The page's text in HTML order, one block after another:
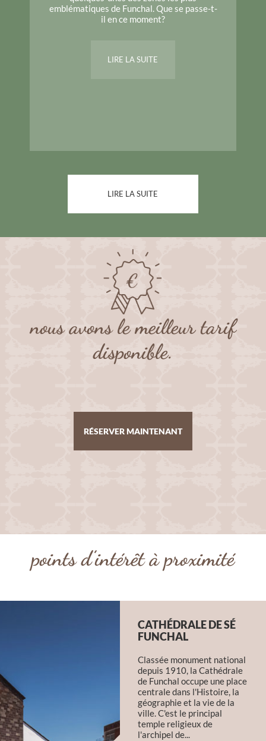
emblématiques de Funchal. Que se passe-t-
il en ce moment?
LIRE LA SUITE
LIRE LA SUITE
nous avons le meilleur tarif
disponible.
RÉSERVER MAINTENANT
points d’intérêt à proximité
CATHÉDRALE DE SÉ
FUNCHAL
Classée monument national
depuis 1910, la Cathédrale
de Funchal occupe une place
centrale dans l'Histoire, la
géographie et la vie de la
ville. C'est le principal
temple religieux de
l'archipel de...